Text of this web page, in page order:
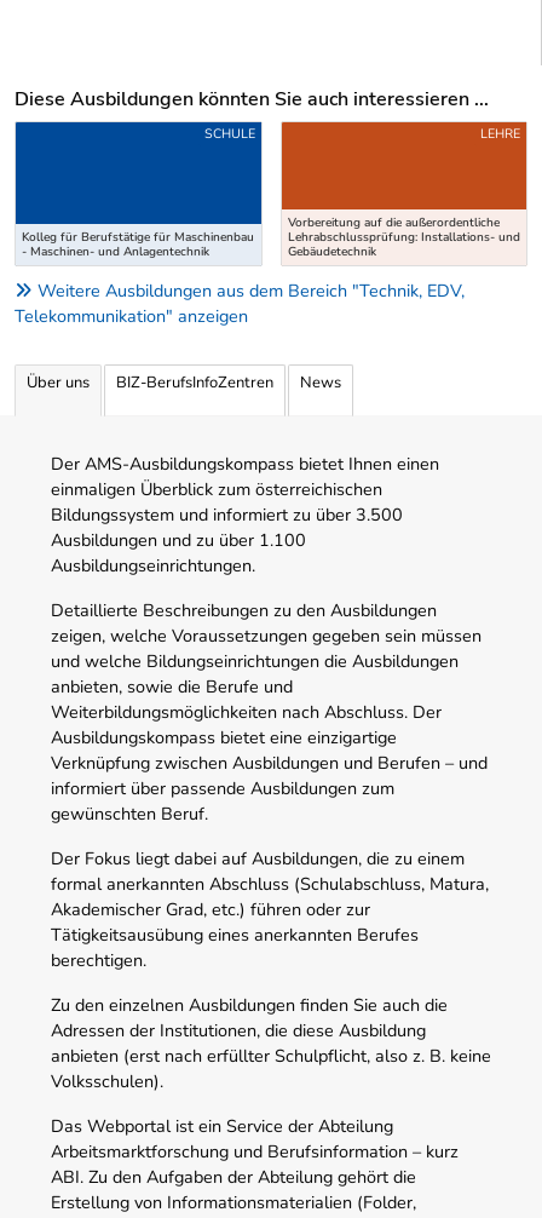
Diese Ausbildungen könnten Sie auch interessieren ...
Uber weitere Ausbildungsvorschläge
Kolleg für Berufstätige für Maschinenbau
- Maschinen- und Anlagentechnik
SCHULE
Vorbereitung auf die außerordentliche
Lehrabschlussprüfung: Installations- und
Gebäudetechnik
LEHRE
Weitere Ausbildungen aus dem Bereich "Technik, EDV,
Telekommunikation" anzeigen
Über uns BIZ-BerufsInfoZentren News
Der AMS-Ausbildungskompass bietet Ihnen einen
einmaligen Überblick zum österreichischen
Bildungssystem und informiert zu über 3.500
Ausbildungen und zu über 1.100
Ausbildungseinrichtungen.
Detaillierte Beschreibungen zu den Ausbildungen
zeigen, welche Voraussetzungen gegeben sein müssen
und welche Bildungseinrichtungen die Ausbildungen
anbieten, sowie die Berufe und
Weiterbildungsmöglichkeiten nach Abschluss. Der
Ausbildungskompass bietet eine einzigartige
Verknüpfung zwischen Ausbildungen und Berufen – und
informiert über passende Ausbildungen zum
gewünschten Beruf.
Der Fokus liegt dabei auf Ausbildungen, die zu einem
formal anerkannten Abschluss (Schulabschluss, Matura,
Akademischer Grad, etc.) führen oder zur
Tätigkeitsausübung eines anerkannten Berufes
berechtigen.
Zu den einzelnen Ausbildungen finden Sie auch die
Adressen der Institutionen, die diese Ausbildung
anbieten (erst nach erfüllter Schulpflicht, also z. B. keine
Volksschulen).
Das Webportal ist ein Service der Abteilung
Arbeitsmarktforschung und Berufsinformation – kurz
ABI. Zu den Aufgaben der Abteilung gehört die
Erstellung von Informationsmaterialien (Folder,